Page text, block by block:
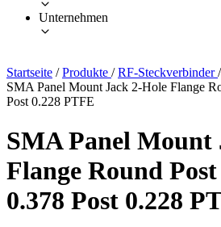
Unternehmen
Startseite / Produkte / RF-Steckverbinder/
SMA Panel Mount Jack 2-Hole Flange
Post 0.228 PTFE
SMA Panel Mount
Flange Round
0.378 Post 0.228